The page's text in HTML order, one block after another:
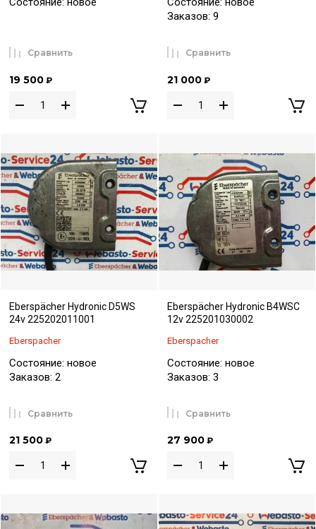
19 500 ₽
Сравнить
Заказов: 9
21 000 ₽
Сравнить
Eberspächer Hydronic D5WS
24v 225202011001
Eberspacher
Состояние: новое
Заказов: 2
21 500 ₽
Сравнить
Eberspächer Hydronic B4WSC
12v 225201030002
Eberspacher
Состояние: новое
Заказов: 3
27 900 ₽
Сравнить